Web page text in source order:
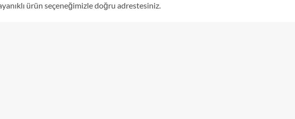
ürün seçeneğimizle doğru adrestesiniz.